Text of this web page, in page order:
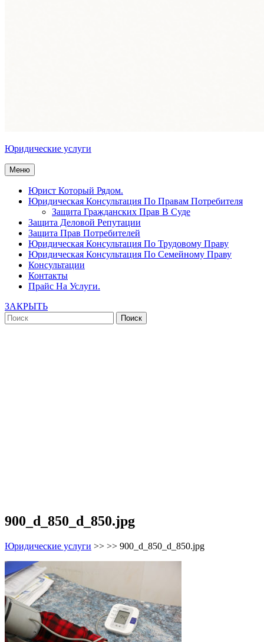
Юридические услуги
Меню
Юрист Который Рядом.
Юридическая Консультация По Правам Потребителя
Защита Гражданских Прав В Суде
Защита Деловой Репутации
Защита Прав Потребителей
Юридическая Консультация По Трудовому Праву
Юридическая Консультация По Семейному Праву
Консультации
Контакты
Прайс На Услуги.
ЗАКРЫТЬ
900_d_850_d_850.jpg
Юридические услуги >> >> 900_d_850_d_850.jpg